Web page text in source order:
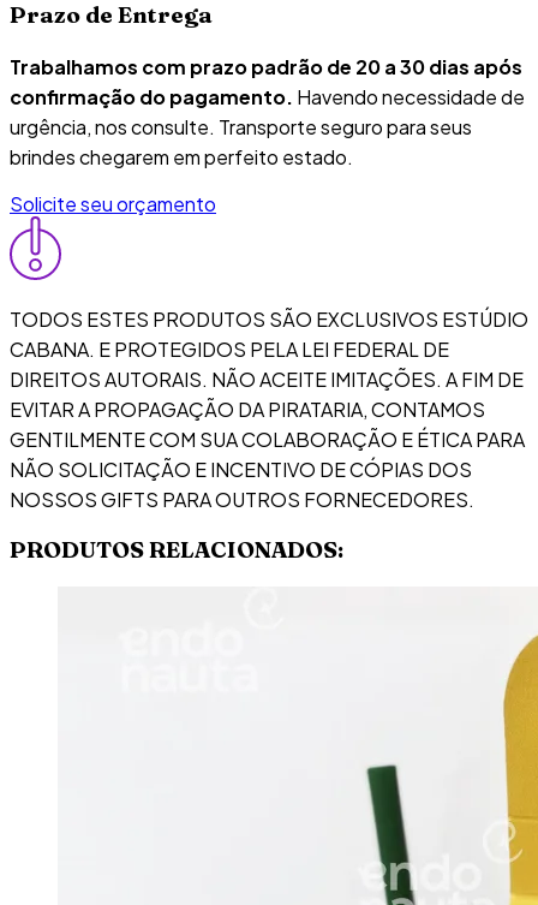
Prazo de Entrega
Trabalhamos com prazo padrão de 20 a 30 dias após
confirmação do pagamento. Havendo necessidade de
urgência, nos consulte. Transporte seguro para seus
brindes chegarem em perfeito estado.
Solicite seu orçamento
TODOS ESTES PRODUTOS SÃO EXCLUSIVOS ESTÚDIO
CABANA. E PROTEGIDOS PELA LEI FEDERAL DE
DIREITOS AUTORAIS. NÃO ACEITE IMITAÇÕES. A FIM DE
EVITAR A PROPAGAÇÃO DA PIRATARIA, CONTAMOS
GENTILMENTE COM SUA COLABORAÇÃO E ÉTICA PARA
NÃO SOLICITAÇÃO E INCENTIVO DE CÓPIAS DOS
NOSSOS GIFTS PARA OUTROS FORNECEDORES.
PRODUTOS RELACIONADOS: